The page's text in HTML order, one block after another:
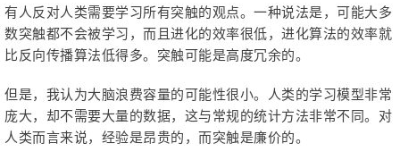
有人反对人类需要学习所有突触的观点。一种说法是，可能大多
数突触都不会被学习，而且进化的效率很低，进化算法的效率就
比反向传播算法低得多。突触可能是高度冗余的。
但是，我认为大脑浪费容量的可能性很小。人类的学习模型非常
庞大，却不需要大量的数据，这与常规的统计方法非常不同。对
人类而言来说，经验是昂贵的，而突触是廉价的。